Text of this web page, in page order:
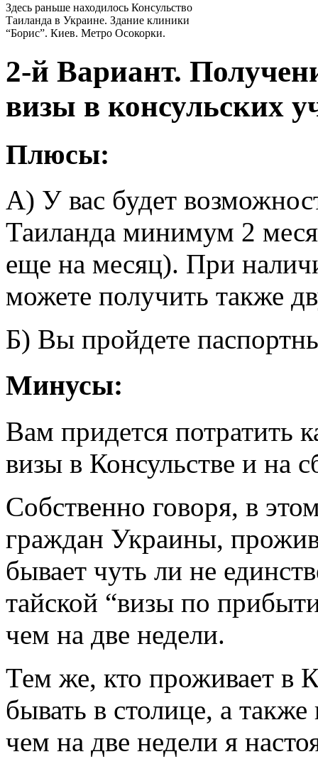
Здесь раньше находилось Консульство
Таиланда в Украине. Здание клиники
“Борис”. Киев. Метро Осокорки.
2-й Вариант.
визы в консульских
Плюсы:
А) У вас будет
Таиланда минимум 2
еще на месяц). При
можете получить также
Б) Вы пройдете
Минусы:
Вам придется потратить
визы в Консульстве и на
Собственно говоря, в
граждан Украины,
бывает чуть ли не
тайской “визы по
чем на две недели.
Тем же, кто проживает в
бывать в столице, а
чем на две недели я